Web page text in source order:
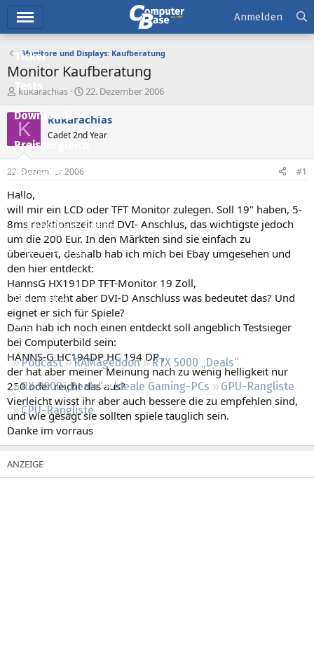
Ticker
Tests
Downloads
Preisvergleich
Forum
Aktuelles
Empfohlene Inhalte
Neue Beiträge
Neueste Aktivitäten
Leserartikel
Regeln
Podcast RAMageddon
RTX 5000 „Deals“
RX 9000 „Deals“
Ideale Gaming-PCs
GPU-Rangliste
CPU-Rangliste
Anmelden
Monitore und Displays: Kaufberatung
Monitor Kaufberatung
E
s
e
e
r
kukarachias
E
s
t
e
t
22. Dezember 2006
K kukarachias
Cadet 2nd Year
22. Dezember 2006 #1
Hallo,
will mir ein LCD oder TFT Monitor zulegen. Soll 19" haben, 5-
8ms reaktionszeit und DVI- Anschlus, das wichtigste jedoch
um die 200 Eur. In den Märkten sind sie einfach zu
überteuert, deshalb hab ich mich bei Ebay umgesehen und
den hier entdeckt:
HannsG HX191DP TFT-Monitor 19 Zoll,
bei dem steht aber DVI-D Anschluss was bedeutet das? Und
eignet er sich für Spiele?
Dann hab ich noch einen entdeckt soll angeblich Testsieger
bei Computerbild sein:
HANNS-G HC194DP HC 194 DP ,
der hat aber meiner Meinung nach zu wenig helligkeit nur
250 oder reicht das aus?
Vierleicht wisst ihr aber auch bessere die zu empfehlen sind,
und wie gesagt sie sollten spiele tauglich sein.
Danke im vorraus